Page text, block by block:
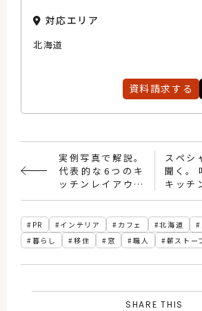
提案できるのは、それを形にできる
家、それが武部建設の家づくりです。
対応エリア
北海道
資料請求する
実例写真で解説。
代表的な6つのキ
ッチンレイアウト
の種類と特徴
スペシ
聞く。
キッチ
機器編
PR インテリア カフェ 北海道
暮らし
移住 窓 職人 薪ストー
SHARE THIS